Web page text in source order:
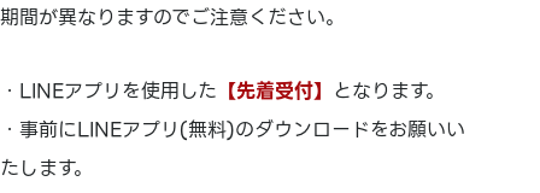
期間が異なりますのでご注意ください。
・LINEアプリを使用した 【先着受付】 となります。
・事前にLINEアプリ(無料)のダウンロードをお願いい
たします。